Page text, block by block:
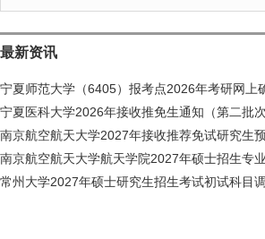
最新资讯
宁夏师范大学（6405）报考点2026年考研网上
宁夏医科大学2026年接收推免生通知（第二批次
南京航空航天大学2027年接收推荐免试研究生
南京航空航天大学航天学院2027年硕士招生专
常州大学2027年硕士研究生招生考试初试科目